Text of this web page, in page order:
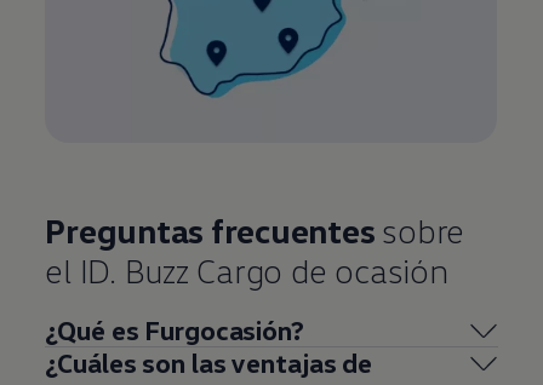
Preguntas frecuentes sobre
el ID. Buzz Cargo de ocasión
¿Qué es Furgocasión?
¿Cuáles son las ventajas de